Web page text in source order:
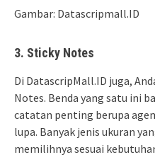
Gambar: Datascripmall.ID
3. Sticky Notes
Di DatascripMall.ID juga,
Notes. Benda yang satu ini
catatan penting berupa
lupa. Banyak jenis ukuran
memilihnya sesuai